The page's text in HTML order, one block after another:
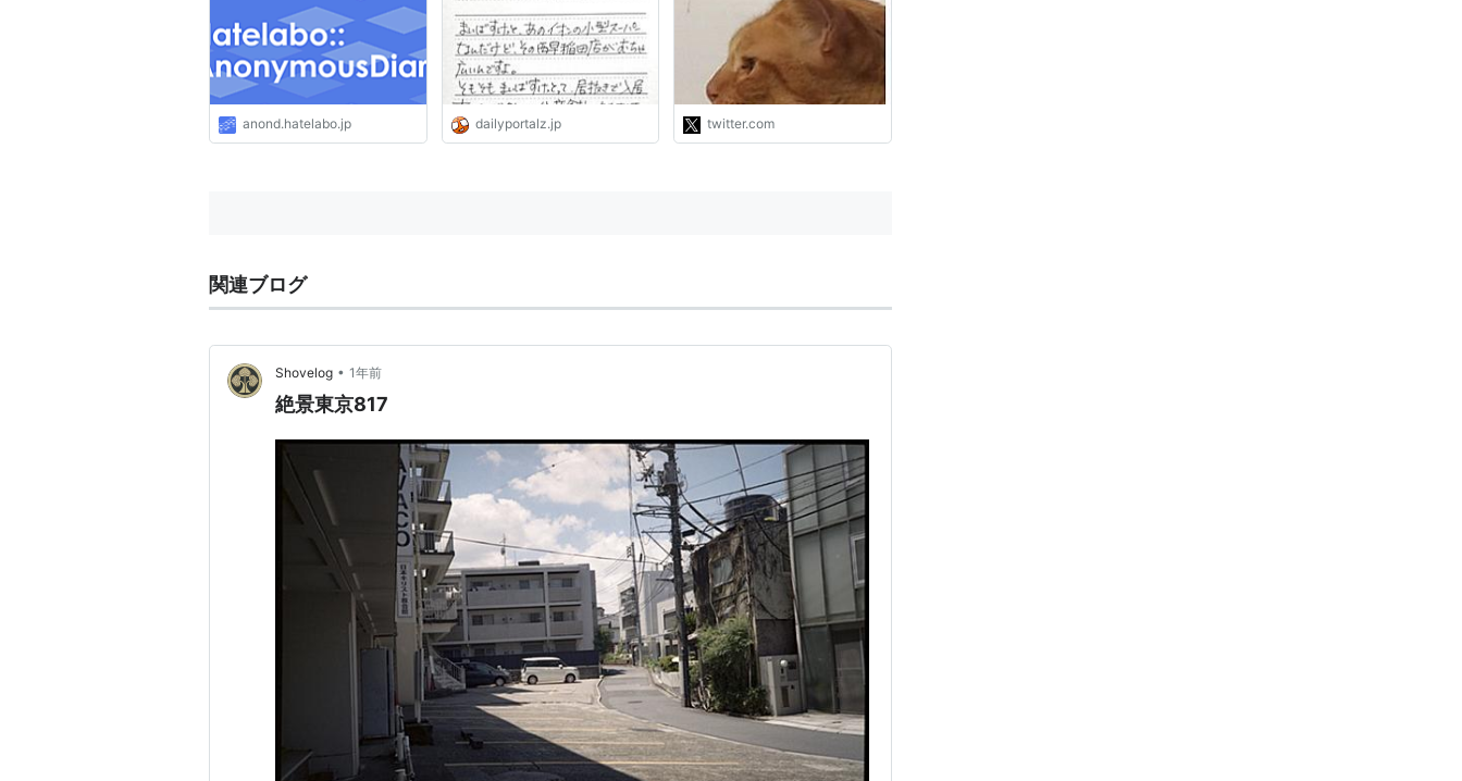
anond.hatelabo.jp dailyportalz.jp
田2-3-18だったりする。 そ
りゃ立民や半島の北勢力を批
判することを徹底して避けて
オウムを擁護する立ち位置を
とり続けるだろうなぁと一人
勝手に納得してしまった。
twitter.com
関連ブログ
Shovelog • 1年前
絶景東京817